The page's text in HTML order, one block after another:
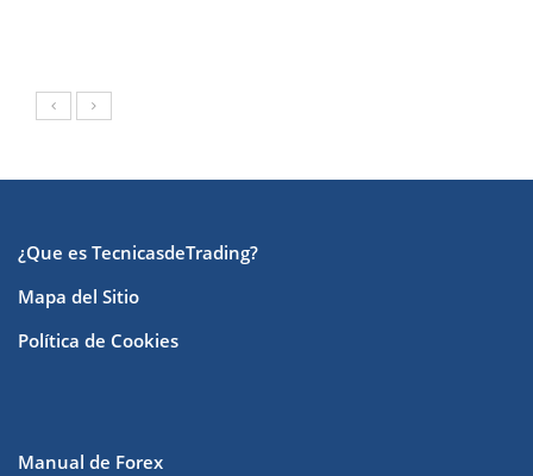
¿Que es TecnicasdeTrading?
Mapa del Sitio
Política de Cookies
Manual de Forex